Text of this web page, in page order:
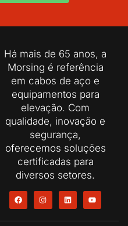
Há mais de 65 anos, a
Morsing é referência
em cabos de aço e
equipamentos para
elevação. Com
qualidade, inovação e
segurança,
oferecemos soluções
certificadas para
diversos setores.